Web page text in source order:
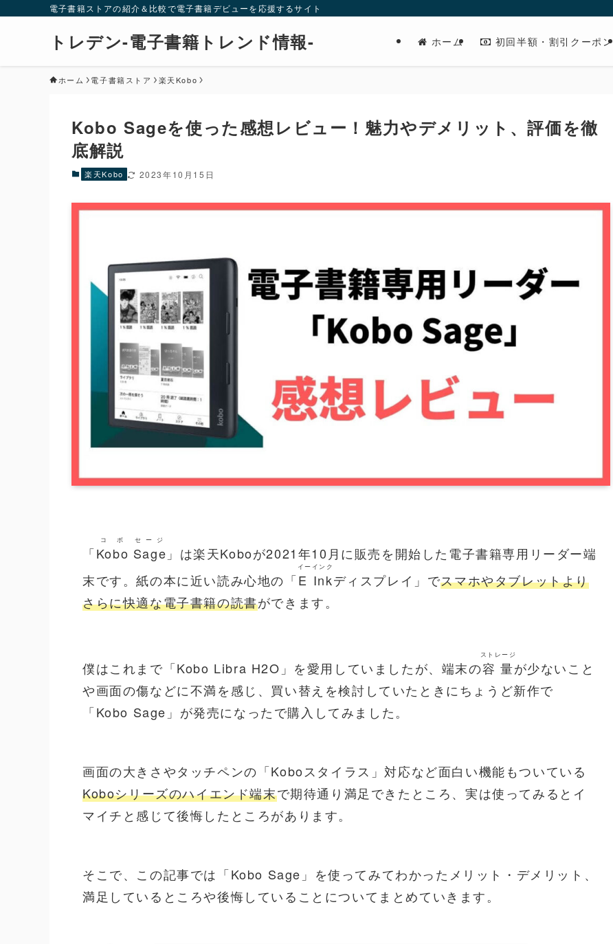
電子書籍ストアの紹介＆比較で電子書籍デビューを応援するサイト
トレデン-電子書籍トレンド情報- ホーム 初回半額・割引クーポン
ホーム 電子書籍ストア 楽天Kobo
Kobo Sageを使った感想レビュー！魅力やデメリット、評価を徹
底解説
楽天Kobo 2023年10月15日
「Kobo
コボ
Sage
セージ
」は楽天Koboが2021年10月に販売を開始した電子書籍専用リーダー端
末です。紙の本に近い読み心地の「E Ink
イーインク
ディスプレイ」でスマホやタブレットより
さらに快適な電子書籍の読書ができます。
僕はこれまで「Kobo Libra H2O」を愛用していましたが、端末の容量
ストレージ
が少ないこと
や画面の傷などに不満を感じ、買い替えを検討していたときにちょうど新作で
「Kobo Sage」が発売になったで購入してみました。
画面の大きさやタッチペンの「Koboスタイラス」対応など面白い機能もついている
Koboシリーズのハイエンド端末で期待通り満足できたところ、実は使ってみるとイ
マイチと感じて後悔したところがあります。
そこで、この記事では「Kobo Sage」を使ってみてわかったメリット・デメリット、
満足しているところや後悔していることについてまとめていきます。